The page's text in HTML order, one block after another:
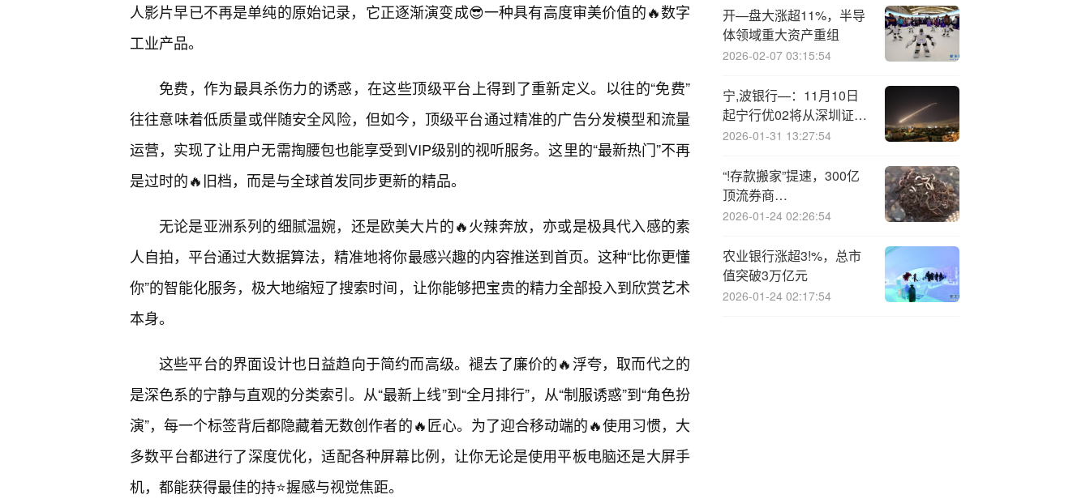
人影片早已不再是单纯的原始记录，它正逐渐演变成😎一种具有高度审美价值的🔥数字
工业产品。
免费，作为最具杀伤力的诱惑，在这些顶级平台上得到了重新定义。以往的“免费”
往往意味着低质量或伴随安全风险，但如今，顶级平台通过精准的广告分发模型和流量
运营，实现了让用户无需掏腰包也能享受到VIP级别的视听服务。这里的“最新热门”不再
是过时的🔥旧档，而是与全球首发同步更新的精品。
无论是亚洲系列的细腻温婉，还是欧美大片的🔥火辣奔放，亦或是极具代入感的素
人自拍，平台通过大数据算法，精准地将你最感兴趣的内容推送到首页。这种“比你更懂
你”的智能化服务，极大地缩短了搜索时间，让你能够把宝贵的精力全部投入到欣赏艺术
本身。
这些平台的界面设计也日益趋向于简约而高级。褪去了廉价的🔥浮夸，取而代之的
是深色系的宁静与直观的分类索引。从“最新上线”到“全月排行”，从“制服诱惑”到“角色扮
演”，每一个标签背后都隐藏着无数创作者的🔥匠心。为了迎合移动端的🔥使用习惯，大
多数平台都进行了深度优化，适配各种屏幕比例，让你无论是使用平板电脑还是大屏手
机，都能获得最佳的持⭐握感与视觉焦距。
开—盘大涨超11%，半导
体领域重大资产重组
2026-02-07 03:15:54
宁,波银行—：11月10日
起宁行优02将从深圳证券
交易所摘牌
2026-01-31 13:27:54
“!存款搬家”提速，300亿
顶流券商
ETF（512000）单周再
2026-01-24 02:26:54
农业银行涨超3!%，总市
值突破3万亿元
2026-01-24 02:17:54